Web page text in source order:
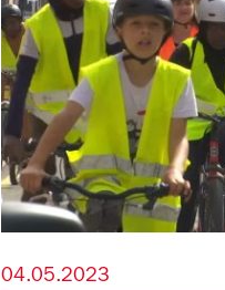
04.05.2023